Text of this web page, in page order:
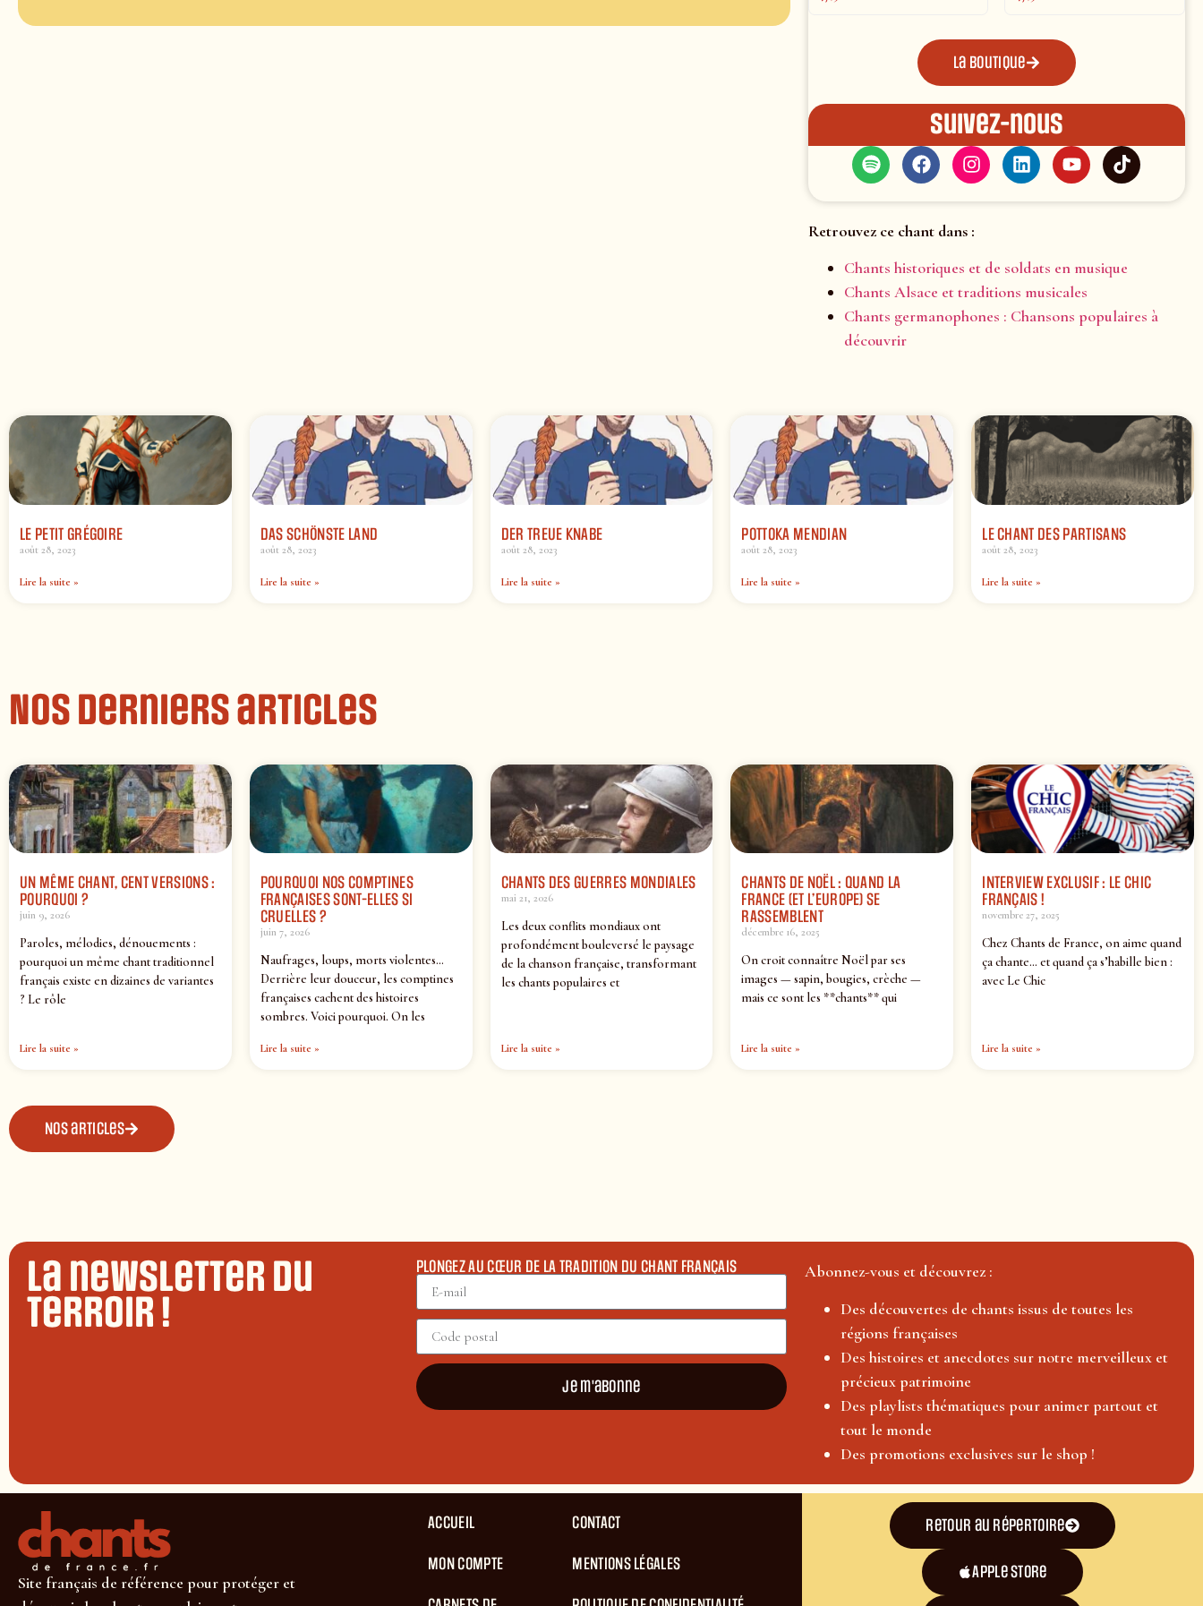
La boutique
Suivez-nous
Retrouvez ce chant dans :
Chants historiques et de soldats en musique
Chants Alsace et traditions musicales
Chants germanophones : Chansons populaires à
découvrir
LE PETIT GRÉGOIRE
août 28, 2023
Lire la suite »
DAS SCHÖNSTE LAND
août 28, 2023
Lire la suite »
DER TREUE KNABE
août 28, 2023
Lire la suite »
POTTOKA MENDIAN
août 28, 2023
Lire la suite »
LE CHANT DES PARTISANS
août 28, 2023
Lire la suite »
Nos derniers articles
UN MÊME CHANT, CENT VERSIONS :
POURQUOI ?
juin 9, 2026
Paroles, mélodies, dénouements :
pourquoi un même chant traditionnel
français existe en dizaines de variantes
? Le rôle
Lire la suite »
POURQUOI NOS COMPTINES
FRANÇAISES SONT-ELLES SI
CRUELLES ?
juin 7, 2026
Naufrages, loups, morts violentes…
Derrière leur douceur, les comptines
françaises cachent des histoires
sombres. Voici pourquoi. On les
Lire la suite »
CHANTS DES GUERRES MONDIALES
mai 21, 2026
Les deux conflits mondiaux ont
profondément bouleversé le paysage
de la chanson française, transformant
les chants populaires et
Lire la suite »
CHANTS DE NOËL : QUAND LA
FRANCE (ET L’EUROPE) SE
RASSEMBLENT
décembre 16, 2025
On croit connaître Noël par ses
images — sapin, bougies, crèche —
mais ce sont les **chants** qui
Lire la suite »
INTERVIEW EXCLUSIF : LE CHIC
FRANÇAIS !
novembre 27, 2025
Chez Chants de France, on aime quand
ça chante… et quand ça s’habille bien :
avec Le Chic
Lire la suite »
Nos articles
La newsletter du
terroir !
PLONGEZ AU CŒUR DE LA TRADITION DU CHANT FRANÇAIS
Je m'abonne
Abonnez-vous et découvrez :
Des découvertes de chants issus de toutes les
régions françaises
Des histoires et anecdotes sur notre merveilleux et
précieux patrimoine
Des playlists thématiques pour animer partout et
tout le monde
Des promotions exclusives sur le shop !
Site français de référence pour protéger et
ACCUEIL
MON COMPTE
CONTACT
MENTIONS LÉGALES
Retour au répertoire
Apple Store